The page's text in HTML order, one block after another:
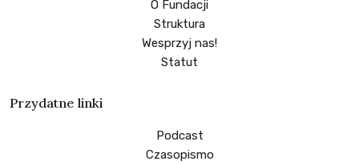
O Fundacji
Struktura
Wesprzyj nas!
Statut
Przydatne linki
Podcast
Czasopismo